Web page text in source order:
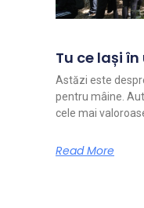
Tu ce lași
Astăzi este
pentru mâine.
cele mai
Read More